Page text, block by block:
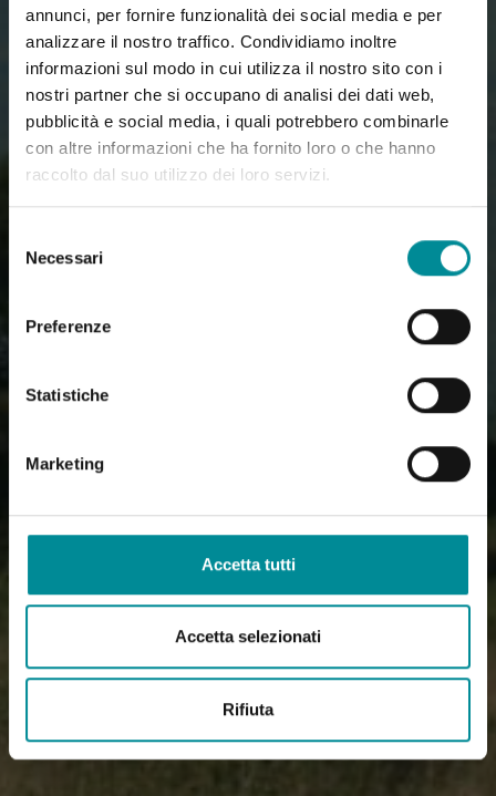
annunci, per fornire funzionalità dei social media e per
analizzare il nostro traffico. Condividiamo inoltre
informazioni sul modo in cui utilizza il nostro sito con i
nostri partner che si occupano di analisi dei dati web,
pubblicità e social media, i quali potrebbero combinarle
con altre informazioni che ha fornito loro o che hanno
raccolto dal suo utilizzo dei loro servizi.
delNecessari
Preferenze
Statistiche
Marketing
Accetta tutti
Accetta selezionati
Rifiuta